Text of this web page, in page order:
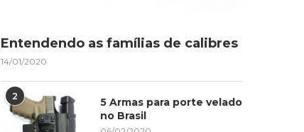
Entendendo as famílias de calibres
14/01/2020
2
5 Armas para porte velado
no Brasil